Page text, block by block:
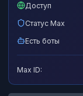
Доступ
Статус Max
Есть боты
Max ID: